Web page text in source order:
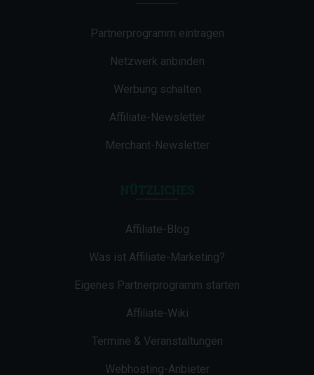
Partnerprogramm eintragen
Netzwerk anbinden
Werbung schalten
Affiliate-Newsletter
Merchant-Newsletter
Affiliate-Blog
Was ist Affiliate-Marketing?
Eigenes Partnerprogramm starten
Affiliate-Wiki
Termine & Veranstaltungen
Webhosting-Anbieter